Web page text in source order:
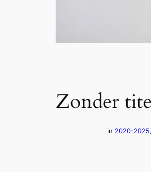
Zonder
in 2020-2025,